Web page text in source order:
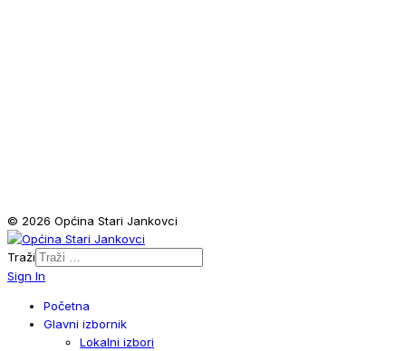
© 2026 Općina Stari Jankovci
Traži
Sign In
Početna
Glavni izbornik
Lokalni izbori